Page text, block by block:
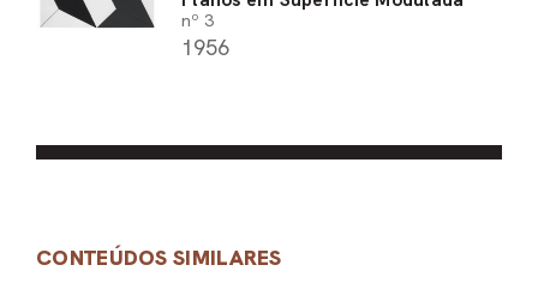
nº 3
1956
CONTEÚDOS SIMILARES